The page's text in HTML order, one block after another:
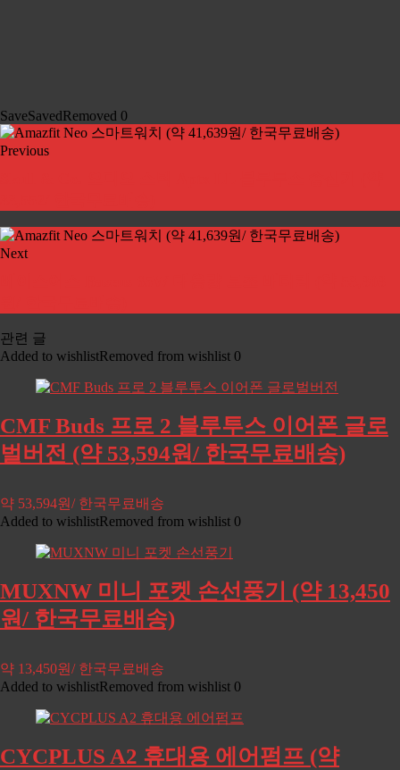
SaveSavedRemoved 0
Previous
Next
관련 글
Added to wishlistRemoved from wishlist 0
CMF Buds 프로 2 블루투스 이어폰 글로
벌버전 (약 53,594원/ 한국무료배송)
약 53,594원/ 한국무료배송
Added to wishlistRemoved from wishlist 0
MUXNW 미니 포켓 손선풍기 (약 13,450
원/ 한국무료배송)
약 13,450원/ 한국무료배송
Added to wishlistRemoved from wishlist 0
CYCPLUS A2 휴대용 에어펌프 (약